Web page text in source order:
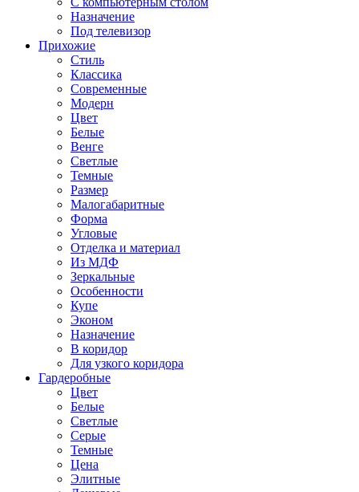
Назначение
Под телевизор
Прихожие
Стиль
Классика
Современные
Модерн
Цвет
Белые
Венге
Светлые
Темные
Размер
Малогабаритные
Форма
Угловые
Отделка и материал
Из МДФ
Зеркальные
Особенности
Купе
Эконом
Назначение
В коридор
Для узкого коридора
Гардеробные
Цвет
Белые
Светлые
Серые
Темные
Цена
Элитные